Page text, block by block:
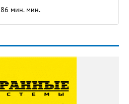
86 мин. мин.